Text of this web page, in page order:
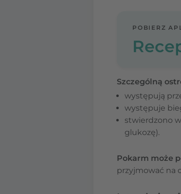
POBIERZ
Szczególną
występują
występuje
stwierdzono
glukozę).
Pokarm może
przyjmować na